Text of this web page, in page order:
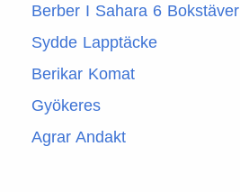
Berber I Sahara 6 Bokstäver
Sydde Lapptäcke
Berikar Komat
Gyökeres
Agrar Andakt